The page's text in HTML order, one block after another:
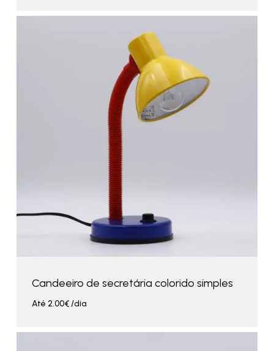
Candeeiro de secretária colorido simples
Até 2.00€/dia